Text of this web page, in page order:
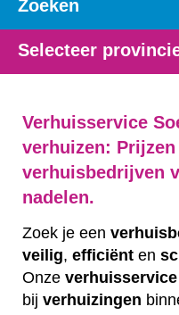
Zoeken
Selecteer
Verhuisservice
verhuizen:
verhuisbedrijven
nadelen.
Zoek je een
veilig, efficiënt en
Onze verhuisservice
bij verhuizingen